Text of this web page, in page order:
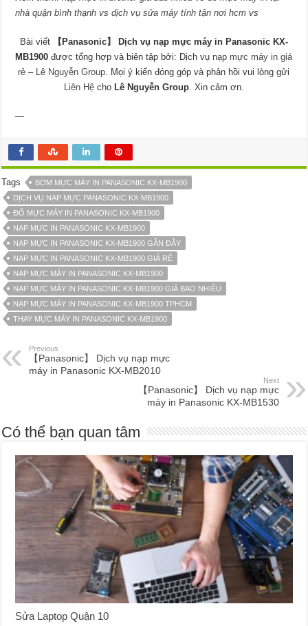
nhà quận bình thạnh vsdịch vụ sửa máy tính tận nơi hcm vs
Bài viết
【Panasonic】 Dịch vụ nạp mực máy in Panasonic KX-
MB1900 được tổng hợp và biên tập bởi: Dịch vụ nạp mực máy in giá
rẻ – Lê Nguyễn Group. Mọi ý kiến đóng góp và phản hồi vui lòng gửi
Liên Hệcho Lê Nguyễn Group. Xin cảm ơn.
—
Tags
BƠM MỰC MÁY IN PANASONIC KX-MB1900
DỊCH VỤ NẠP MỰC PANASONIC KX-MB1900
ĐỔ MỰC MÁY IN PANASONIC KX-MB1900
NẠP MỰC IN PANASONIC KX-MB1900
NẠP MỰC IN PANASONIC KX-MB1900 GẦN ĐÂY
NẠP MỰC IN PANASONIC KX-MB1900 GIÁ RẺ
NẠP MỰC MÁY IN PANASONIC KX-MB1900
NẠP MỰC MÁY IN PANASONIC KX-MB1900 GIÁ BAO NHIÊU
NẠP MỰC MÁY IN PANASONIC KX-MB1900 TPHCM
THAY MỰC MÁY IN PANASONIC KX-MB1900
Previous
【Panasonic】 Dịch vụ nạp mực
máy in Panasonic KX-MB2010
Next
【Panasonic】 Dịch vụ nạp mực
máy in Panasonic KX-MB1530
Có thể bạn quan tâm
Sửa Laptop Quận 10